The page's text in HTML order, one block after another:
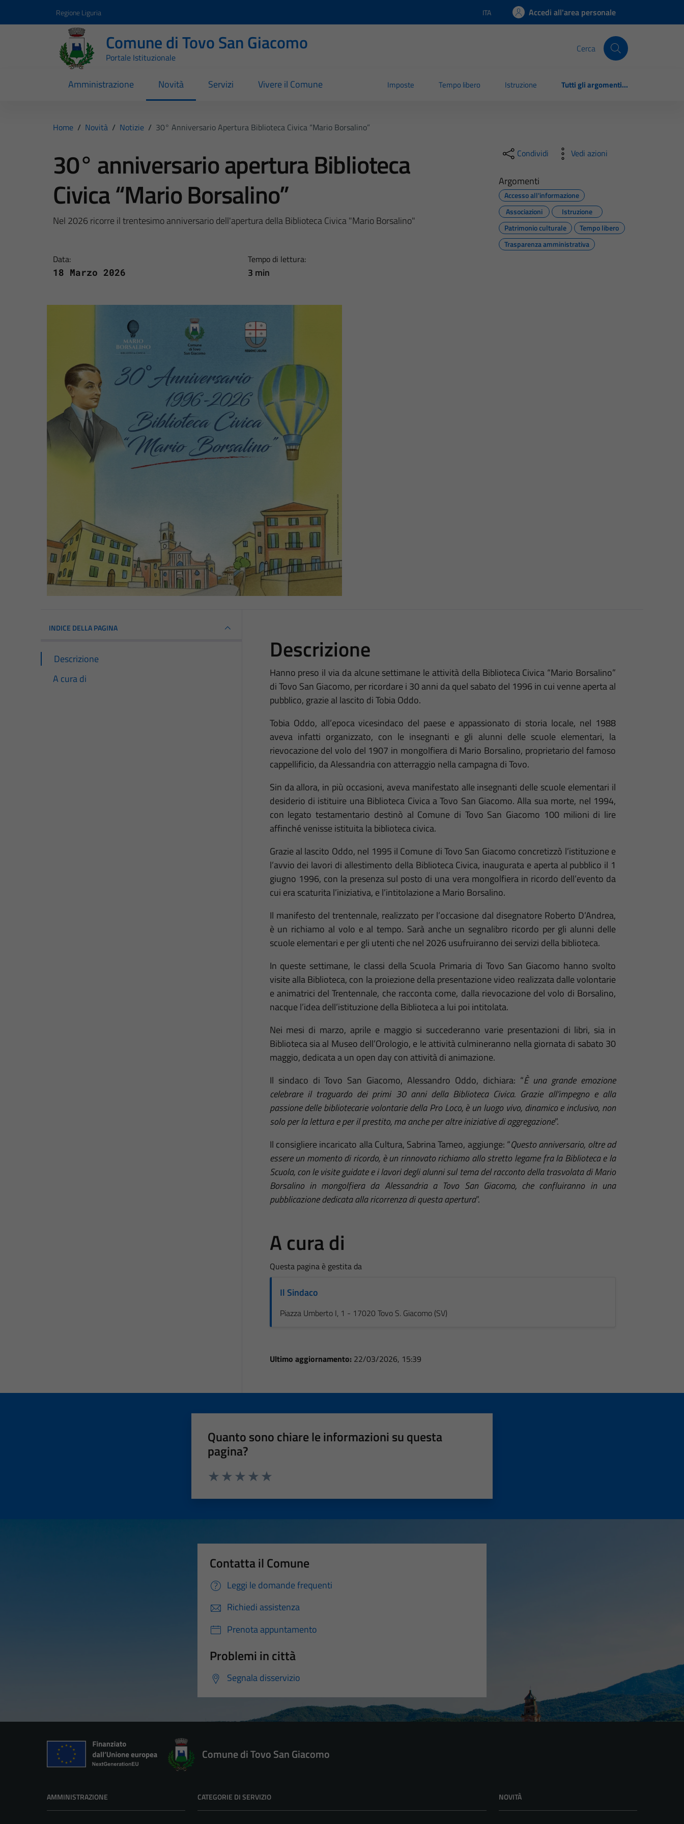
Regione Liguria Lingua attiva:
ITA Accedi all'area personale
Comune di Tovo San Giacomo
Portale Istituzionale
Cerca
Amministrazione Novità Servizi Vivere il Comune Imposte Tempo libero Istruzione Tutti gli argomenti...
Home / Novità / Notizie / 30° Anniversario Apertura Biblioteca Civica “Mario Borsalino”
30° anniversario apertura Biblioteca
Civica “Mario Borsalino”
Nel 2026 ricorre il trentesimo anniversario dell'apertura della Biblioteca Civica "Mario Borsalino"
Data:
18 Marzo 2026
Tempo di lettura:
3 min
Condividi Vedi azioni
Argomenti
Accesso all'informazione
Associazioni
Istruzione
Patrimonio culturale
Tempo libero
Trasparenza amministrativa
INDICE DELLA PAGINA
Descrizione
A cura di
Descrizione
Hanno preso il via da alcune settimane le attività della Biblioteca Civica “Mario Borsalino”
di Tovo San Giacomo, per ricordare i 30 anni da quel sabato del 1996 in cui venne aperta al
pubblico, grazie al lascito di Tobia Oddo.
Tobia Oddo, all’epoca vicesindaco del paese e appassionato di storia locale, nel 1988
aveva infatti organizzato, con le insegnanti e gli alunni delle scuole elementari, la
rievocazione del volo del 1907 in mongolfiera di Mario Borsalino, proprietario del famoso
cappellificio, da Alessandria con atterraggio nella campagna di Tovo.
Sin da allora, in più occasioni, aveva manifestato alle insegnanti delle scuole elementari il
desiderio di istituire una Biblioteca Civica a Tovo San Giacomo. Alla sua morte, nel 1994,
con legato testamentario destinò al Comune di Tovo San Giacomo 100 milioni di lire
affinché venisse istituita la biblioteca civica.
Grazie al lascito Oddo, nel 1995 il Comune di Tovo San Giacomo concretizzò l’istituzione e
l’avvio dei lavori di allestimento della Biblioteca Civica, inaugurata e aperta al pubblico il 1
giugno 1996, con la presenza sul posto di una vera mongolfiera in ricordo dell’evento da
cui era scaturita l’iniziativa, e l’intitolazione a Mario Borsalino.
Il manifesto del trentennale, realizzato per l’occasione dal disegnatore Roberto D’Andrea,
è un richiamo al volo e al tempo. Sarà anche un segnalibro ricordo per gli alunni delle
scuole elementari e per gli utenti che nel 2026 usufruiranno dei servizi della biblioteca.
In queste settimane, le classi della Scuola Primaria di Tovo San Giacomo hanno svolto
visite alla Biblioteca, con la proiezione della presentazione video realizzata dalle volontarie
e animatrici del Trentennale, che racconta come, dalla rievocazione del volo di Borsalino,
nacque l’idea dell’istituzione della Biblioteca a lui poi intitolata.
Nei mesi di marzo, aprile e maggio si succederanno varie presentazioni di libri, sia in
Biblioteca sia al Museo dell’Orologio, e le attività culmineranno nella giornata di sabato 30
maggio, dedicata a un open day con attività di animazione.
Il sindaco di Tovo San Giacomo, Alessandro Oddo, dichiara: “È una grande emozione
celebrare il traguardo dei primi 30 anni della Biblioteca Civica. Grazie all’impegno e alla
passione delle bibliotecarie volontarie della Pro Loco, è un luogo vivo, dinamico e inclusivo, non
solo per la lettura e per il prestito, ma anche per altre iniziative di aggregazione”.
Il consigliere incaricato alla Cultura, Sabrina Tameo, aggiunge: “Questo anniversario, oltre ad
essere un momento di ricordo, è un rinnovato richiamo allo stretto legame fra la Biblioteca e la
Scuola, con le visite guidate e i lavori degli alunni sul tema del racconto della trasvolata di Mario
Borsalino in mongolfiera da Alessandria a Tovo San Giacomo, che confluiranno in una
pubblicazione dedicata alla ricorrenza di questa apertura”.
A cura di
Questa pagina è gestita da
Il Sindaco
Piazza Umberto I, 1 - 17020 Tovo S. Giacomo (SV)
Ultimo aggiornamento: 22/03/2026, 15:39
Quanto sono chiare le informazioni su questa
pagina?
Contatta il Comune
Leggi le domande frequenti
Richiedi assistenza
Prenota appuntamento
Problemi in città
Segnala disservizio
Comune di Tovo San Giacomo
AMMINISTRAZIONE CATEGORIE DI SERVIZIO NOVITÀ